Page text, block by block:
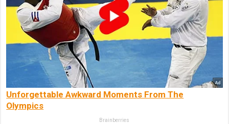
Unforgettable Awkward Moments From The
Olympics
Brainberries